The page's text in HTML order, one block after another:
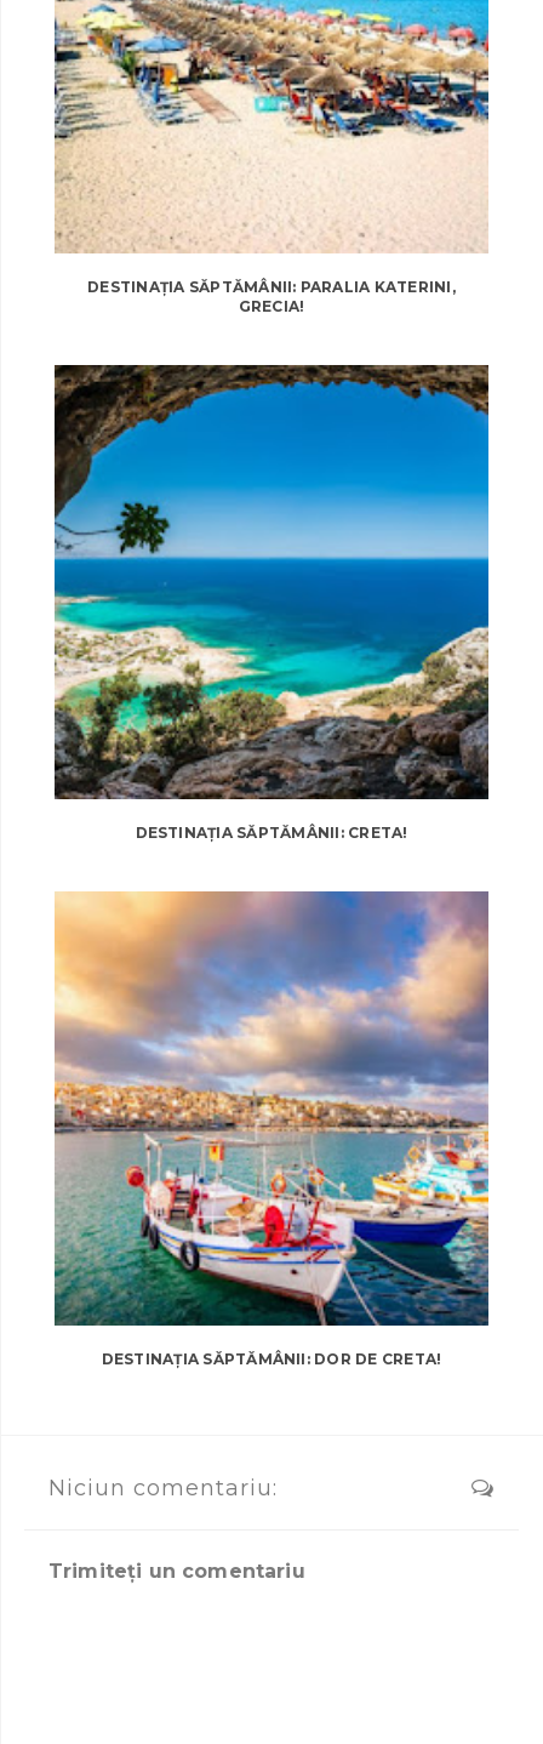
DESTINAȚIA SĂPTĂMÂNII: PARALIA KATERINI,
GRECIA!
DESTINAȚIA SĂPTĂMÂNII: CRETA!
DESTINAȚIA SĂPTĂMÂNII: DOR DE CRETA!
Niciun comentariu:
Trimiteți un comentariu